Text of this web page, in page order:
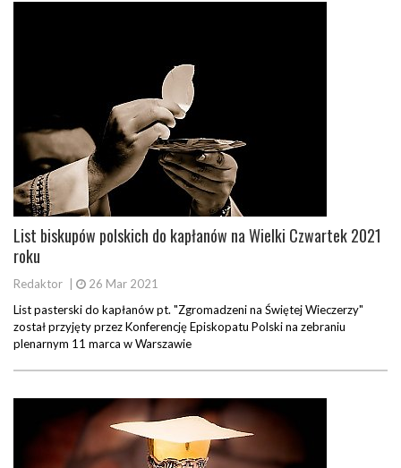
List biskupów polskich do kapłanów na Wielki Czwartek 2021
roku
Redaktor
26 Mar 2021
List pasterski do kapłanów pt. "Zgromadzeni na Świętej Wieczerzy"
został przyjęty przez Konferencję Episkopatu Polski na zebraniu
plenarnym 11 marca w Warszawie